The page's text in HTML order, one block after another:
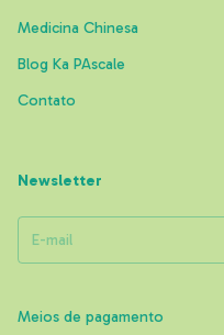
Medicina Chinesa
Blog Ka PAscale
Contato
Newsletter
Meios de pagamento